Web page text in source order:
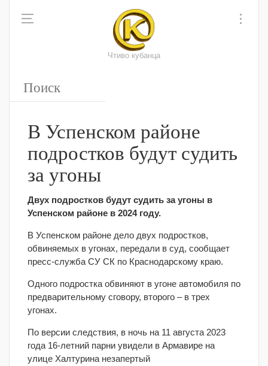
Чтиво кубанца
В Успенском районе
подростков будут судить
за угоны
Двух подростков будут судить за угоны в
Успенском районе в 2024 году.
В Успенском районе дело двух подростков,
обвиняемых в угонах, передали в суд, сообщает
пресс-служба СУ СК по Краснодарскому краю.
Одного подростка обвиняют в угоне автомобиля по
предварительному сговору, второго – в трех
угонах.
По версии следствия, в ночь на 11 августа 2023
года 16-летний парни увидели в Армавире на
улице Халтурина незапертый